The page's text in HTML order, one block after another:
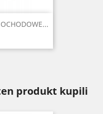
produkt kupili